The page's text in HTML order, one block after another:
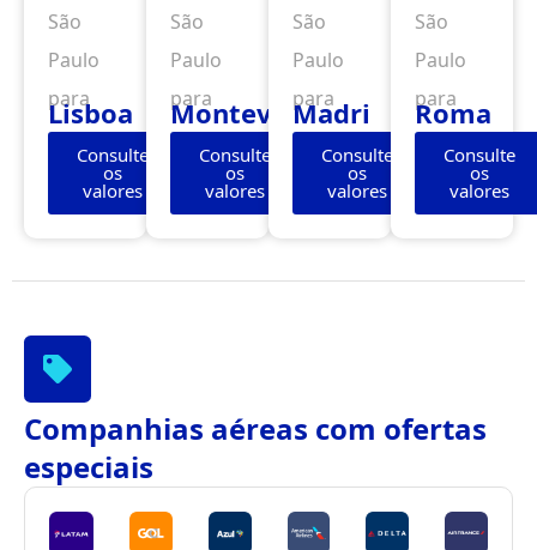
São
Paulo
para
Lisboa
Consulte
os
valores
São
Paulo
para
Montevidéu
Consulte
os
valores
São
Paulo
para
Madri
Consulte
os
valores
São
Paulo
para
Roma
Consulte
os
valores
Companhias aéreas com ofertas
especiais